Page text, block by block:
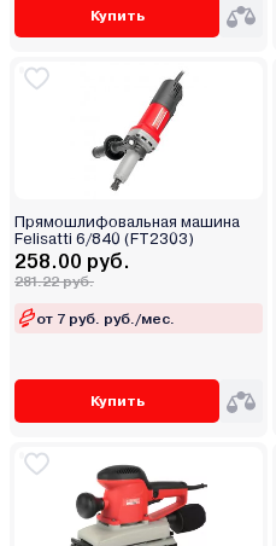
Купить
Прямошлифовальная машина
Felisatti 6/840 (FT2303)
258.00 руб.
281.22 руб.
от 7 руб. руб./мес.
Купить